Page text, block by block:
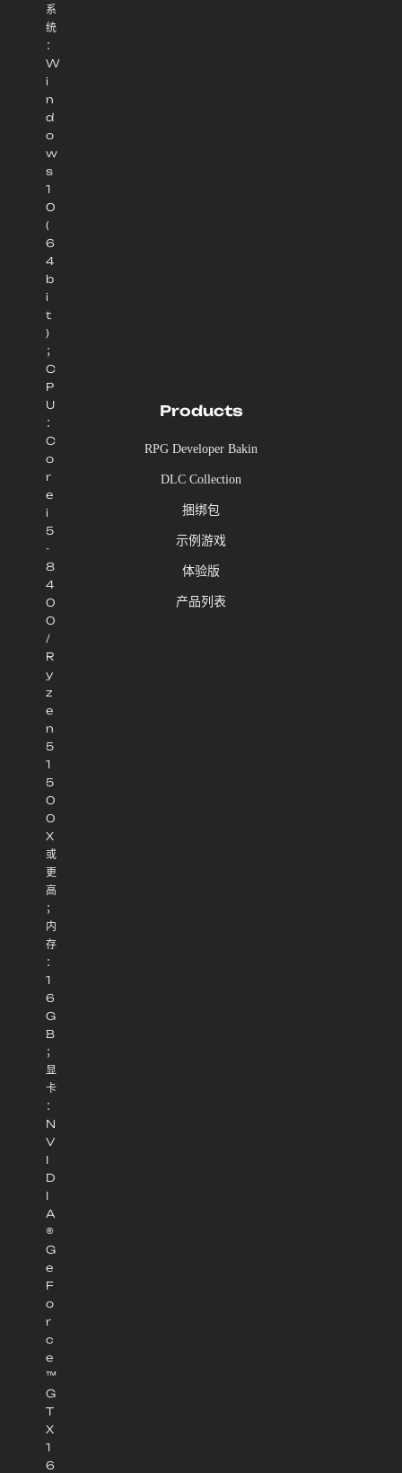
系
统
：
W
i
n
d
o
w
s
1
0
(
6
4
b
i
t
)
；
C
P
U
：
C
o
r
e
i
5
-
8
4
0
0
/
R
y
z
e
n
5
1
5
0
0
X
或
更
高
；
内
存
：
1
6
G
B
；
显
卡
：
N
V
I
D
I
A
®
G
e
F
o
r
c
e
™
G
T
X
1
6
Products
RPG Developer Bakin
DLC Collection
捆绑包
示例游戏
体验版
产品列表